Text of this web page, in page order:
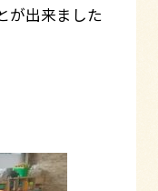
が出来ました